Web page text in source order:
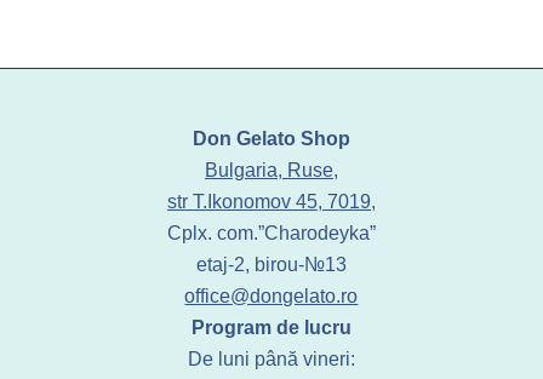
Don Gelato Shop
Bulgaria, Ruse,
str T.Ikonomov 45, 7019,
Cplx. com.”Charodeyka”
etaj-2, birou-№13
office@dongelato.ro
Program de lucru
De luni până vineri: